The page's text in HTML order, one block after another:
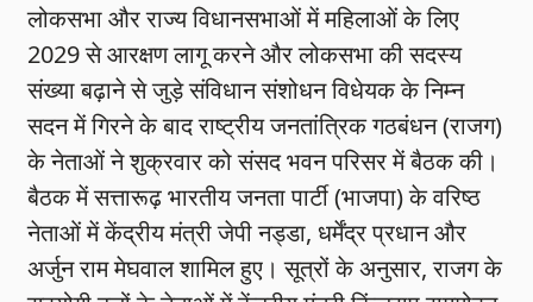
लोकसभा और राज्य विधानसभाओं में महिलाओं के लिए
2029 से आरक्षण लागू करने और लोकसभा की सदस्य
संख्या बढ़ाने से जुड़े संविधान संशोधन विधेयक के निम्न
सदन में गिरने के बाद राष्ट्रीय जनतांत्रिक गठबंधन (राजग)
के नेताओं ने शुक्रवार को संसद भवन परिसर में बैठक की।
बैठक में सत्तारूढ़ भारतीय जनता पार्टी (भाजपा) के वरिष्ठ
नेताओं में केंद्रीय मंत्री जेपी नड्डा, धर्मेंद्र प्रधान और
अर्जुन राम मेघवाल शामिल हुए। सूत्रों के अनुसार, राजग के